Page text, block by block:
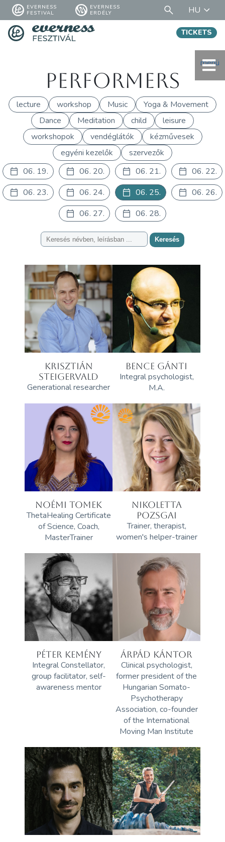
EVERNESS
FESTIVAL
EVERNESS
ERDÉLY
HU
menü
TICKETS
Performers
lecture workshop Music
Yoga & Movement
Dance
Meditation child
leisure
workshopok
vendéglátók
kézművesek
egyéni kezelők
szervezők
06. 19.
06. 20. 06. 21.
06. 22.
06. 23.
06. 24. 06. 25.
06. 26.
06. 27.
06. 28.
Keresés
KRISZTIÁN
STEIGERVALD
Generational researcher
BENCE GÁNTI
Integral psychologist,
M.A.
NOÉMI TOMEK
ThetaHealing Certificate
of Science, Coach,
MasterTrainer
NIKOLETTA
POZSGAI
Trainer, therapist,
women's helper-trainer
PÉTER KEMÉNY
Integral Constellator,
group facilitator, self-
awareness mentor
ÁRPÁD KÁNTOR
Clinical psychologist,
former president of the
Hungarian Somato-
Psychotherapy
Association, co-founder
of the International
Moving Man Institute